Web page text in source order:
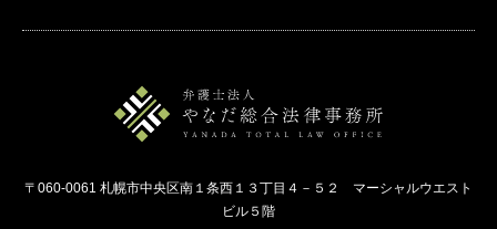
〒060-0061 札幌市中央区南１条西１３丁目４－５２ マーシャルウエスト
ビル５階